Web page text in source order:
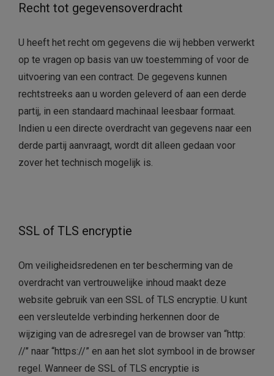
Recht tot gegevensoverdracht
U heeft het recht om gegevens die wij hebben verwerkt
op te vragen op basis van uw toestemming of voor de
uitvoering van een contract. De gegevens kunnen
rechtstreeks aan u worden geleverd of aan een derde
partij, in een standaard machinaal leesbaar formaat.
Indien u een directe overdracht van gegevens naar een
derde partij aanvraagt, wordt dit alleen gedaan voor
zover het technisch mogelijk is.
SSL of TLS encryptie
Om veiligheidsredenen en ter bescherming van de
overdracht van vertrouwelijke inhoud maakt deze
website gebruik van een SSL of TLS encryptie. U kunt
een versleutelde verbinding herkennen door de
wijziging van de adresregel van de browser van “http:
//’’ naar “https://” en aan het slot symbool in de browser
regel. Wanneer de SSL of TLS encryptie is